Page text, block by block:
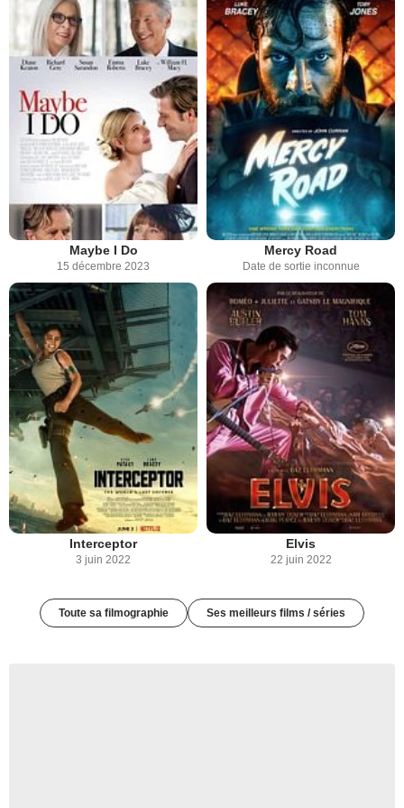
Maybe I Do
15 décembre 2023
Mercy Road
Date de sortie inconnue
Interceptor
3 juin 2022
Elvis
22 juin 2022
Toute sa filmographie Ses meilleurs films / séries